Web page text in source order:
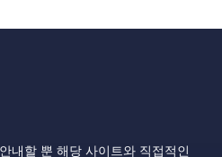
내할 뿐 해당 사이트와 직접적인